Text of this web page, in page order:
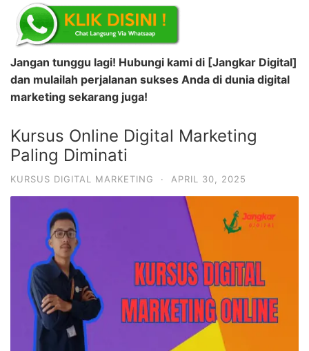
Jangan tunggu lagi! Hubungi kami di [Jangkar Digital]
dan mulailah perjalanan sukses Anda di dunia digital
marketing sekarang juga!
Kursus Online Digital Marketing
Paling Diminati
KURSUS DIGITAL MARKETING · APRIL 30, 2025